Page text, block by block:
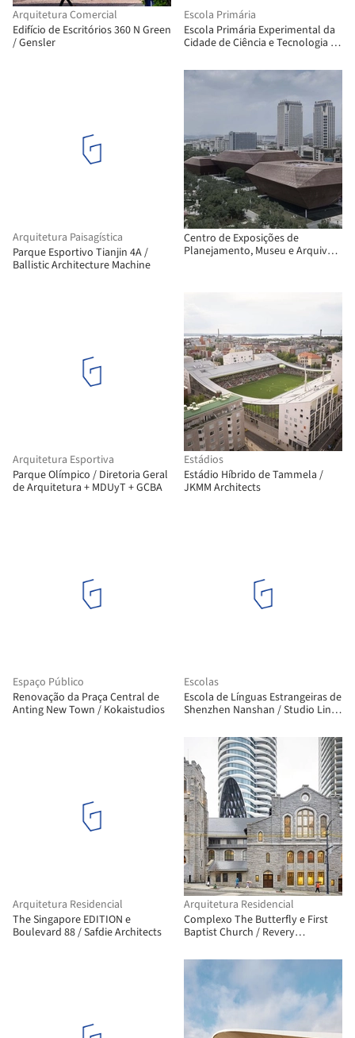
Arquitetura Comercial
Edifício de Escritórios 360 N Green
/ Gensler
Escola Primária
Escola Primária Experimental da
Cidade de Ciência e Tecnologia de
Arquitetura Paisagística
Parque Esportivo Tianjin 4A /
Ballistic Architecture Machine
Centro de Exposições de
Planejamento, Museu e Arquivo
Arquitetura Esportiva
Parque Olímpico / Diretoria Geral
de Arquitetura + MDUyT + GCBA
Estádios
Estádio Híbrido de Tammela /
JKMM Architects
Espaço Público
Renovação da Praça Central de
Anting New Town / Kokaistudios
Escolas
Escola de Línguas Estrangeiras de
Shenzhen Nanshan / Studio Link-
Arquitetura Residencial
The Singapore EDITION e
Boulevard 88 / Safdie Architects
Arquitetura Residencial
Complexo The Butterfly e First
Baptist Church / Revery